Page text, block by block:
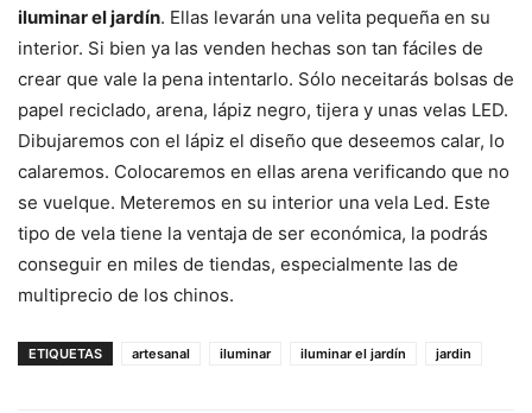
iluminar el jardín. Ellas levarán una velita pequeña en su
interior. Si bien ya las venden hechas son tan fáciles de
crear que vale la pena intentarlo. Sólo neceitarás bolsas de
papel reciclado, arena, lápiz negro, tijera y unas velas LED.
Dibujaremos con el lápiz el diseño que deseemos calar, lo
calaremos. Colocaremos en ellas arena verificando que no
se vuelque. Meteremos en su interior una vela Led. Este
tipo de vela tiene la ventaja de ser económica, la podrás
conseguir en miles de tiendas, especialmente las de
multiprecio de los chinos.
ETIQUETAS artesanal iluminar iluminar el jardín jardin